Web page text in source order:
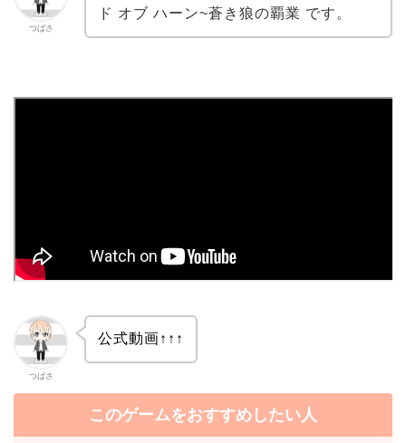
つばさ
ド オブ ハーン~蒼き狼の覇業 です。
つばさ
公式動画↑↑↑
このゲームをおすすめしたい人